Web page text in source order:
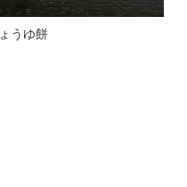
うゆ餅